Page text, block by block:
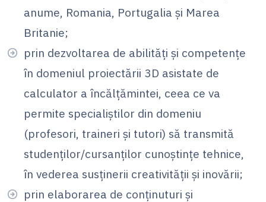
anume, Romania, Portugalia și Marea
Britanie;
prin dezvoltarea de abilități și competențe
în domeniul proiectării 3D asistate de
calculator a încălțămintei, ceea ce va
permite specialiștilor din domeniu
(profesori, traineri și tutori) să transmită
studenților/cursanților cunoștințe tehnice,
în vederea susținerii creativității și inovării;
prin elaborarea de conținuturi și